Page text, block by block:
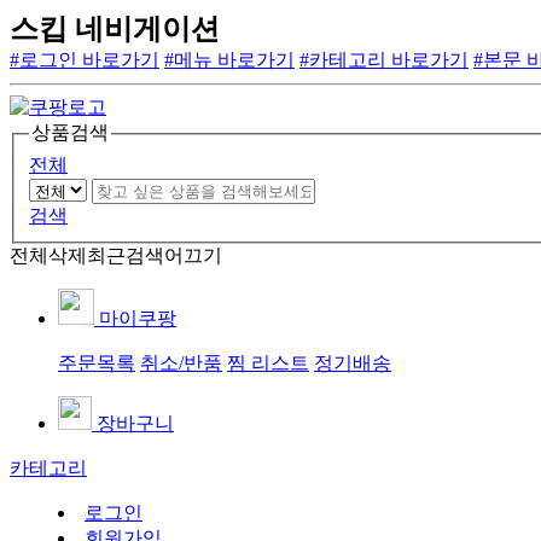
스킵 네비게이션
#로그인 바로가기 #메뉴 바로가기 #카테고리 바로가기 #본문
상품검색
전체
검색
전체삭제 최근검색어끄기
마이쿠팡
주문목록 취소/반품 찜 리스트 정기배송
장바구니
카테고리
로그인